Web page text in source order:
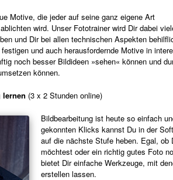
Motive, die jeder auf seine ganz eigene Art
wird. Unser Fototrainer wird Dir dabei
und Dir bei allen technischen Aspekten
und auch herausfordernde Motive in
noch besser Bildideen »sehen« können und
können.
lernen (3 x 2 Stunden online)
Bildbearbeitung ist heute so einfach
gekonnten Klicks kannst Du in der
auf die nächste Stufe heben. Egal,
möchtest oder ein richtig gutes Foto
bietet Dir einfache Werkzeuge, mit
erstellen lassen.